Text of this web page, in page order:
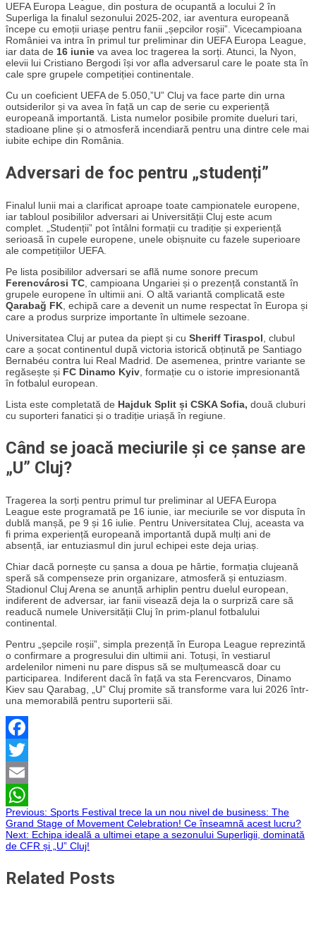
UEFA Europa League, din postura de ocupantă a locului 2 în
Superliga la finalul sezonului 2025-202, iar aventura europeană
începe cu emoții uriașe pentru fanii „șepcilor roșii”. Vicecampioana
României va intra în primul tur preliminar din UEFA Europa League,
iar data de 16 iunie va avea loc tragerea la sorți. Atunci, la Nyon,
elevii lui Cristiano Bergodi își vor afla adversarul care le poate sta în
cale spre grupele competiției continentale.
Cu un coeficient UEFA de 5.050,”U” Cluj va face parte din urna
outsiderilor și va avea în față un cap de serie cu experiență
europeană importantă. Lista numelor posibile promite dueluri tari,
stadioane pline și o atmosferă incendiară pentru una dintre cele mai
iubite echipe din România.
Adversari de foc pentru „studenți”
Finalul lunii mai a clarificat aproape toate campionatele europene,
iar tabloul posibililor adversari ai Universității Cluj este acum
complet. „Studenții” pot întâlni formații cu tradiție și experiență
serioasă în cupele europene, unele obișnuite cu fazele superioare
ale competițiilor UEFA.
Pe lista posibililor adversari se află nume sonore precum
Ferencvárosi TC , campioana Ungariei și o prezență constantă în
grupele europene în ultimii ani. O altă variantă complicată este
Qarabağ FK , echipă care a devenit un nume respectat în Europa și
care a produs surprize importante în ultimele sezoane.
Universitatea Cluj ar putea da piept și cu Sheriff Tiraspol , clubul
care a șocat continentul după victoria istorică obținută pe Santiago
Bernabéu contra lui Real Madrid. De asemenea, printre variante se
regăsește și FC Dinamo Kyiv , formație cu o istorie impresionantă
în fotbalul european.
Lista este completată de Hajduk Split și CSKA Sofia, două cluburi
cu suporteri fanatici și o tradiție uriașă în regiune.
Când se joacă meciurile și ce șanse are
„U” Cluj?
Tragerea la sorți pentru primul tur preliminar al UEFA Europa
League este programată pe 16 iunie, iar meciurile se vor disputa în
dublă manșă, pe 9 și 16 iulie. Pentru Universitatea Cluj, aceasta va
fi prima experiență europeană importantă după mulți ani de
absență, iar entuziasmul din jurul echipei este deja uriaș.
Chiar dacă pornește cu șansa a doua pe hârtie, formația clujeană
speră să compenseze prin organizare, atmosferă și entuziasm.
Stadionul Cluj Arena se anunță arhiplin pentru duelul european,
indiferent de adversar, iar fanii visează deja la o surpriză care să
readucă numele Universității Cluj în prim-planul fotbalului
continental.
Pentru „șepcile roșii”, simpla prezență în Europa League reprezintă
o confirmare a progresului din ultimii ani. Totuși, în vestiarul
ardelenilor nimeni nu pare dispus să se mulțumească doar cu
participarea. Indiferent dacă în față va sta Ferencvaros, Dinamo
Kiev sau Qarabag, „U” Cluj promite să transforme vara lui 2026 într-
una memorabilă pentru suporterii săi.
Facebook
Twitter
Email
WhatsApp
Navigare
în
articole
Previous: Sports Festival trece la un nou nivel de business: The
Grand Stage of Movement Celebration! Ce înseamnă acest lucru?
Next: Echipa ideală a ultimei etape a sezonului Superligii, dominată
de CFR și „U” Cluj!
Related Posts